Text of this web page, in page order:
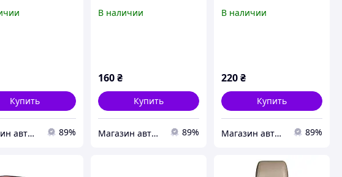
Elegant
Купить
Магазин авточехлов и аксессуаров "Barda4ek" 89%
EL100670
В наличии
160 ₴
Купить
Магазин авточехлов и аксессуаров "Barda4ek" 89%
EL100671
В наличии
220₴
Купить
Магазин авточехлов и аксессуаров "Barda4ek" 89%